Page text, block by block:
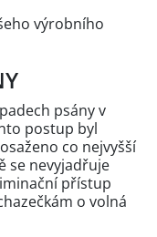
výrobního
psány v
postup byl
co nejvyšší
se nevyjadřuje
přístup
o volná